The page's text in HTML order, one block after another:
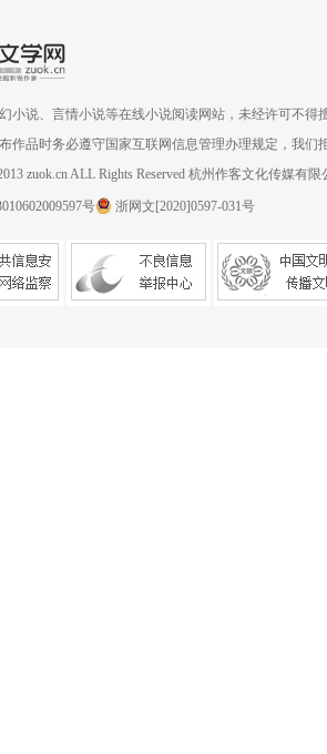
小说、言情小说等在线小说阅读网站，未经许可不得
作品时务必遵守国家互联网信息管理办理规定，我们
zuok.cn ALL Rights Reserved 杭州作客文化传媒有
号 浙网文[2020]0597-031号